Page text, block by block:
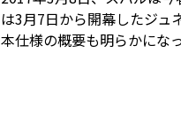
は3月7日から開幕したジュ
本仕様の概要も明らかになっ